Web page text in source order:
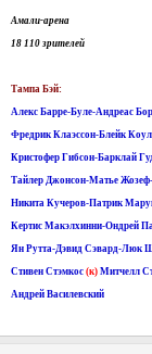
Амали-арена
18 110 зрителей
Тампа Бэй:
Алекс Барре-Буле-Андреас
Фредрик Клаэссон-Блейк
Кристофер Гибсон-Барклай
Тайлер Джонсон-Матье
Никита Кучеров-Патрик
Кертис Макэлхинни-Ондрей
Ян Рутта-Дэвид Сэвард-Люк
Стивен Стэмкос (к) Митчелл
Андрей Василевский